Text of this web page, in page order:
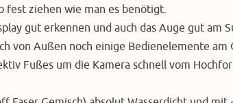
fest ziehen wie man es benötigt.
gut erkennen und auch das Auge gut am
von Außen noch einige Bedienelemente am
Fußes um die Kamera schnell vom